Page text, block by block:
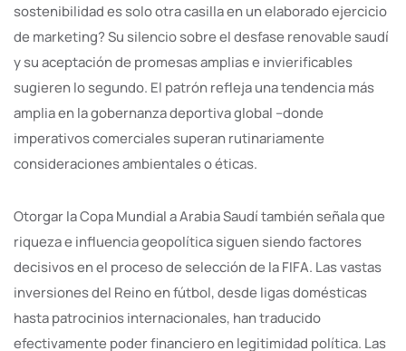
sostenibilidad es solo otra casilla en un elaborado ejercicio
de marketing? Su silencio sobre el desfase renovable saudí
y su aceptación de promesas amplias e invierificables
sugieren lo segundo. El patrón refleja una tendencia más
amplia en la gobernanza deportiva global –donde
imperativos comerciales superan rutinariamente
consideraciones ambientales o éticas.
Otorgar la Copa Mundial a Arabia Saudí también señala que
riqueza e influencia geopolítica siguen siendo factores
decisivos en el proceso de selección de la FIFA. Las vastas
inversiones del Reino en fútbol, desde ligas domésticas
hasta patrocinios internacionales, han traducido
efectivamente poder financiero en legitimidad política. Las